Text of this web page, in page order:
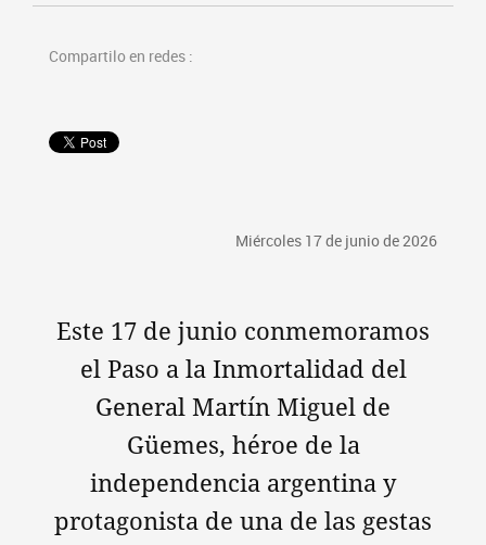
Compartilo en redes :
Miércoles 17 de junio de 2026
Este 17 de junio conmemoramos
el Paso a la Inmortalidad del
General Martín Miguel de
Güemes, héroe de la
independencia argentina y
protagonista de una de las gestas